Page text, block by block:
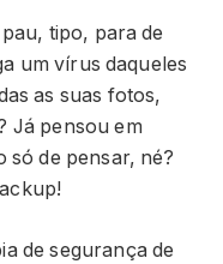
tipo, para de
um vírus daqueles
as suas fotos,
Já pensou em
só de pensar, né?
de segurança de